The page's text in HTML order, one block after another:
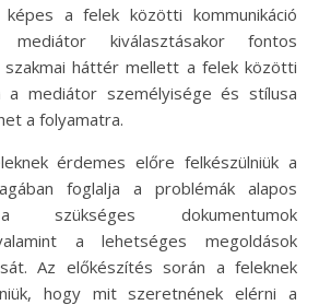
a felek közötti kommunikáció
kiválasztásakor fontos
háttér mellett a felek közötti
a mediátor személyisége és stílusa
a folyamatra.
érdemes előre felkészülniük a
foglalja a problémák alapos
szükséges dokumentumok
a lehetséges megoldások
Az előkészítés során a feleknek
hogy mit szeretnének elérni a